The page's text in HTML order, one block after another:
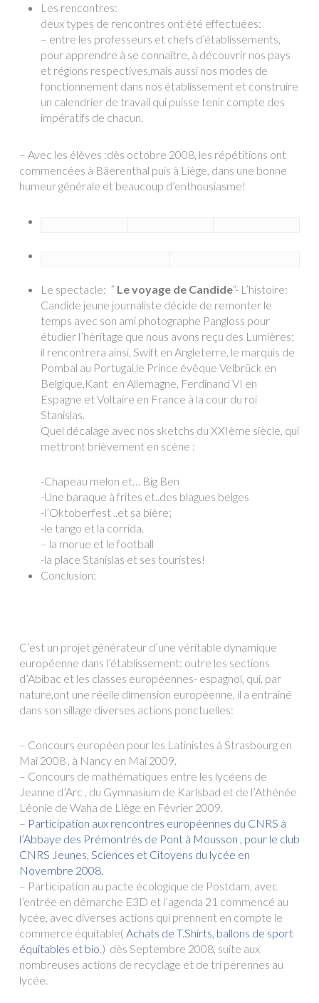
Les rencontres:
deux types de rencontres ont été effectuées:
– entre les professeurs et chefs d’établissements,
pour apprendre à se connaître, à découvrir nos pays
et régions respectives,mais aussi nos modes de
fonctionnement dans nos établissement et construire
un calendrier de travail qui puisse tenir compte des
impératifs de chacun.
– Avec les élèves :dès octobre 2008, les répétitions ont
commencées à Bäerenthal puis à Liège, dans une bonne
humeur générale et beaucoup d’enthousiasme!
Le spectacle: ” Le voyage de Candide“- L’histoire:
Candide jeune journaliste décide de remonter le
temps avec son ami photographe Pangloss pour
étudier l’héritage que nous avons reçu des Lumières;
il rencontrera ainsi, Swift en Angleterre, le marquis de
Pombal au Portugal,le Prince évêque Velbrück en
Belgique,Kant en Allemagne, Ferdinand VI en
Espagne et Voltaire en France à la cour du roi
Stanislas.
Quel décalage avec nos sketchs du XXIème siècle, qui
mettront brièvement en scène :
-Chapeau melon et… Big Ben
-Une baraque à frites et..des blagues belges
-l’Oktoberfest ..et sa bière;
-le tango et la corrida.
– la morue et le football
-la place Stanislas et ses touristes!
Conclusion:
C’est un projet générateur d’une véritable dynamique
européenne dans l’établissement: outre les sections
d’Abibac et les classes européennes- espagnol, qui, par
nature,ont une réelle dimension européenne, il a entraîné
dans son sillage diverses actions ponctuelles:
– Concours européen pour les Latinistes à Strasbourg en
Mai 2008 , à Nancy en Mai 2009.
– Concours de mathématiques entre les lycéens de
Jeanne d’Arc , du Gymnasium de Karlsbad et de l’Athénée
Léonie de Waha de Liège en Février 2009.
– Participation aux rencontres européennes du CNRS à
l’Abbaye des Prémontrés de Pont à Mousson , pour le club
CNRS Jeunes, Sciences et Citoyens du lycée en
Novembre 2008.
– Participation au pacte écologique de Postdam, avec
l’entrée en démarche E3D et l’agenda 21 commencé au
lycée, avec diverses actions qui prennent en compte le
commerce équitable( Achats de T.Shirts, ballons de sport
équitables et bio.) dès Septembre 2008, suite aux
nombreuses actions de recyclage et de tri pérennes au
lycée.